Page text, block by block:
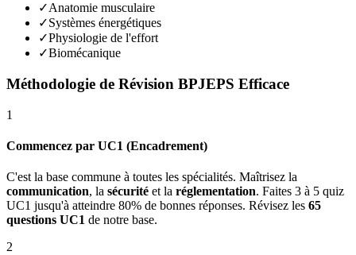
✓Anatomie musculaire
✓Systèmes énergétiques
✓Physiologie de l'effort
✓Biomécanique
Méthodologie de Révision BPJEPS Efficace
1
Commencez par UC1 (Encadrement)
C'est la base commune à toutes les spécialités. Maîtrisez la
communication, la sécurité et la réglementation. Faites 3 à 5 quiz
UC1 jusqu'à atteindre 80% de bonnes réponses. Révisez les 65
questions UC1 de notre base.
2